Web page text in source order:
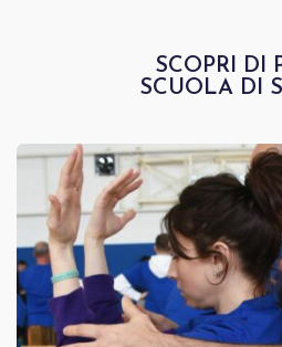
SCOPRI DI
SCUOLA DI